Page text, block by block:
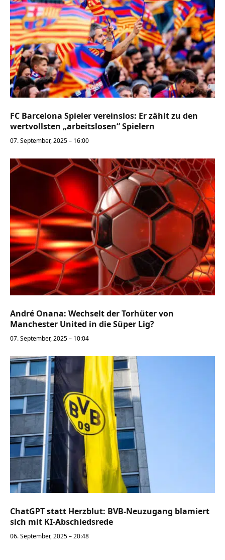
FC Barcelona Spieler vereinslos: Er zählt zu den
wertvollsten „arbeitslosen“ Spielern
07. September, 2025 – 16:00
André Onana: Wechselt der Torhüter von
Manchester United in die Süper Lig?
07. September, 2025 – 10:04
ChatGPT statt Herzblut: BVB-Neuzugang blamiert
sich mit KI-Abschiedsrede
06. September, 2025 – 20:48